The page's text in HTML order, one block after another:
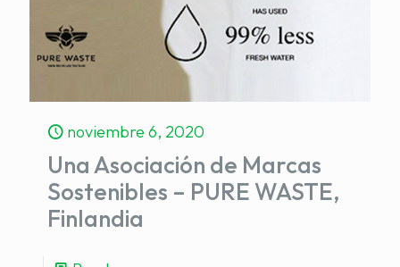
noviembre 6, 2020
Una Asociación de Marcas
Sostenibles – PURE WASTE,
Finlandia